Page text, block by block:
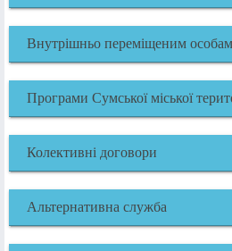
Внутрішньо переміщеним особам
Програми Сумської міської
Колективні договори
Альтернативна служба